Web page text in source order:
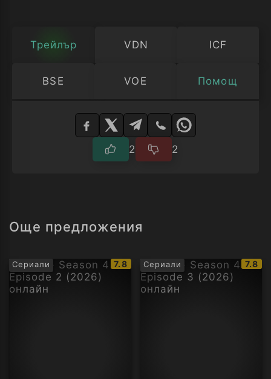
Трейлър VDN ICF
BSE VOE Помощ
Изберете
2 2
Още предложения
Сериали
IMDb
рейтинг:
7.8 Сериали
IMDb
7.8